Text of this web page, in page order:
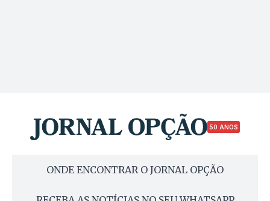
50 ANOS
ONDE ENCONTRAR O JORNAL OPÇÃO